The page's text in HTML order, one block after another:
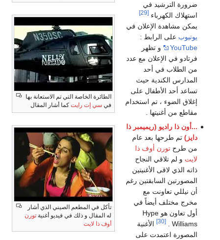
الطائرة الخاصة التي تم الاستعانة بها
في سي إت رايت كما أشار المقال
تأكل في المطعم الصيني الذي أشار
له المقال و ذلك في فيديو أغنية تورن
أوف ذا لايت
ضرورة الترشيد في
استهلاك الكهرباء[29]
يمكن مشاهدة الإعلان في
يوتيوب على الرابط :
YouTube
و تظهر
فرتادو في الإعلان مع عدد
من الطلاب في أحد
المدارس الكندية حيث
تساعد أحد الأطفال على
إغلاق الضوء ، تم استخدام
مقاطع من أغنيتها .
...أون ذا راديو (ريميمبر ذا
دايز) تم طرحها بعد عام
من طرحتورن أوف ذا
لايت و لم تلاقي النجاح
ذاته الذي لاقى الأغنيتين
المصورتين السابقتين رغم
أن نيللي تعاونت مع
مخرج مختلف أيضاً في
أول تعاون هو Hype
Williams .
[30]
الأغنية
المصورة اعتمدت على